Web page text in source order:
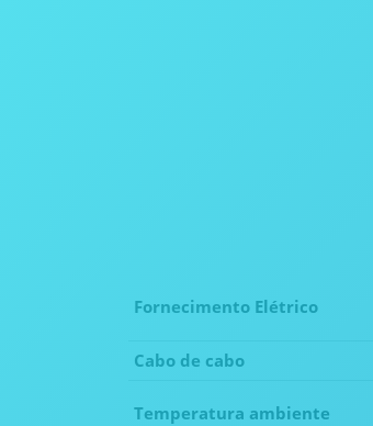
Fornecimento Elétrico
Cabo de cabo
Temperatura ambiente